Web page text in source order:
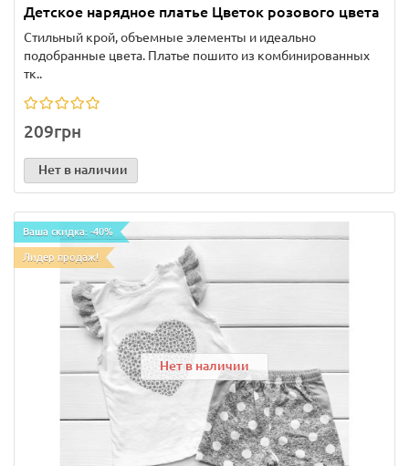
Детское нарядное платье Цветок розового цвета
Стильный крой, объемные элементы и идеально
подобранные цвета. Платье пошито из комбинированных
тк..
209грн
Нет в наличии
Ваша скидка: -40%
Лидер продаж!
Нет в наличии